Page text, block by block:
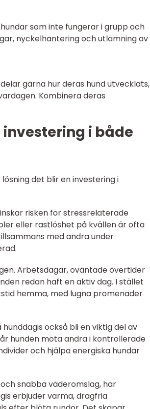
som inte fungerar i grupp och
nyckelhantering och utlämning av
gärna hur deras hund utvecklats,
Kombinera deras
i både
det blir en investering i
risken för stressrelaterade
eller rastlöshet på kvällen är ofta
med andra under
Arbetsdagar, oväntade övertider
redan haft en aktiv dag. I stället
hemma, med lugna promenader
också bli en viktig del av
hunden möta andra i kontrollerade
och hjälpa energiska hundar
snabba väderomslag, har
erbjuder varma, dragfria